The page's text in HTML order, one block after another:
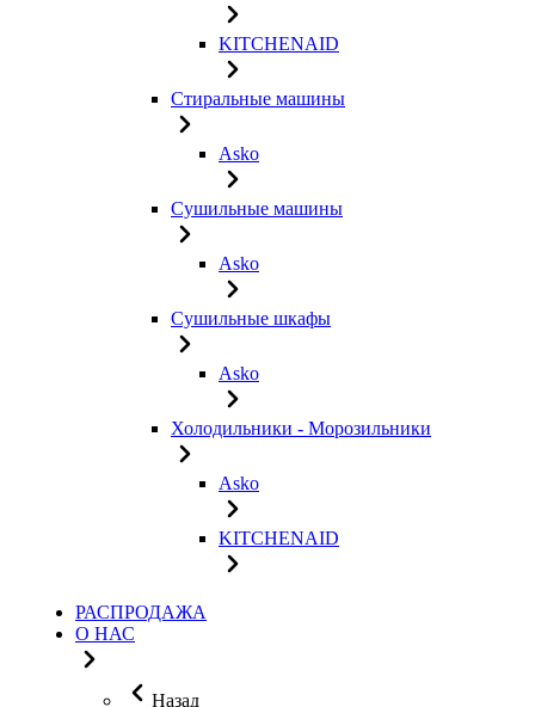
KITCHENAID
Стиральные машины
Asko
Сушильные машины
Asko
Сушильные шкафы
Asko
Холодильники - Морозильники
Asko
KITCHENAID
РАСПРОДАЖА
О НАС
Назад